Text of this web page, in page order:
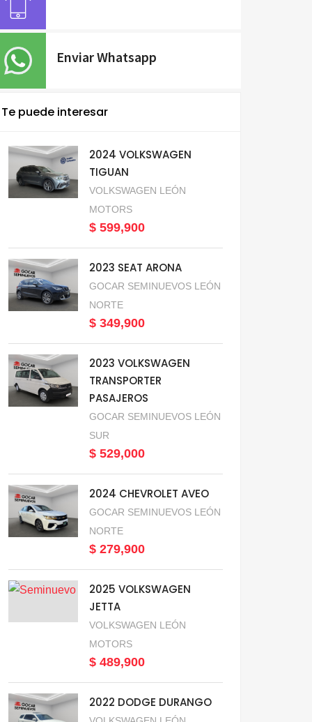
Enviar Whatsapp
Te puede interesar
2024 VOLKSWAGEN
TIGUAN
VOLKSWAGEN LEÓN
MOTORS
$ 599,900
2023 SEAT ARONA
GOCAR SEMINUEVOS LEÓN
NORTE
$ 349,900
2023 VOLKSWAGEN
TRANSPORTER
PASAJEROS
GOCAR SEMINUEVOS LEÓN
SUR
$ 529,000
2024 CHEVROLET AVEO
GOCAR SEMINUEVOS LEÓN
NORTE
$ 279,900
2025 VOLKSWAGEN
JETTA
VOLKSWAGEN LEÓN
MOTORS
$ 489,900
2022 DODGE DURANGO